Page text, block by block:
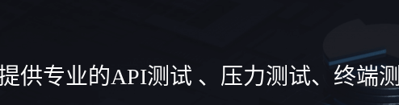
供专业的API测试 、压力测试、终端